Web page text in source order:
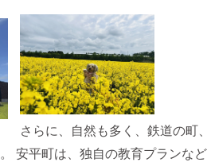
さらに、自然も多く、鉄道の町
安平町は、独自の教育プランな